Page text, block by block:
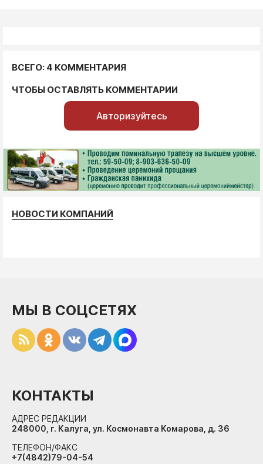
ВСЕГО: 4 КОММЕНТАРИЯ
ЧТОБЫ ОСТАВЛЯТЬ КОММЕНТАРИИ
Авторизуйтесь
НОВОСТИ КОМПАНИЙ
МЫ В СОЦСЕТЯХ
КОНТАКТЫ
АДРЕС РЕДАКЦИИ
248000, г. Калуга, ул. Космонавта Комарова, д. 36
ТЕЛЕФОН/ФАКС
+7(4842)79-04-54